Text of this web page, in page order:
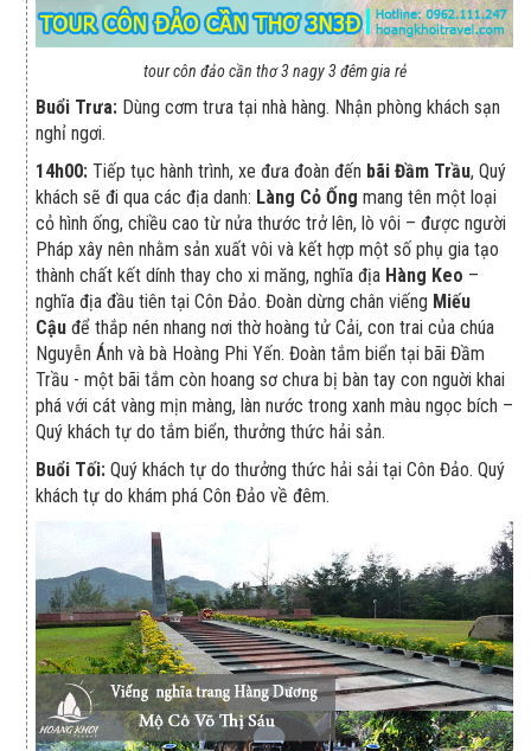
tour côn đảo cần thơ 3 nagy 3 đêm gia rẻ
Buổi Trưa: Dùng cơm trưa tại nhà hàng. Nhận phòng khách sạn
nghỉ ngơi.
14h00: Tiếp tục hành trình, xe đưa đoàn đến bãi Đầm Trầu, Quý
khách sẽ đi qua các địa danh: Làng Cỏ Ống mang tên một loại
cỏ hình ống, chiều cao từ nửa thước trở lên, lò vôi – được người
Pháp xây nên nhằm sản xuất vôi và kết hợp một số phụ gia tạo
thành chất kết dính thay cho xi măng, nghĩa địa Hàng Keo –
nghĩa địa đầu tiên tại Côn Đảo. Đoàn dừng chân viếng Miếu
Cậu để thắp nén nhang nơi thờ hoàng tử Cải, con trai của chúa
Nguyễn Ánh và bà Hoàng Phi Yến. Đoàn tắm biển tại bãi Đầm
Trầu - một bãi tắm còn hoang sơ chưa bị bàn tay con nguời khai
phá với cát vàng mịn màng, làn nước trong xanh màu ngọc bích –
Quý khách tự do tắm biển, thưởng thức hải sản.
Buổi Tối: Quý khách tự do thưởng thức hải sải tại Côn Đảo. Quý
khách tự do khám phá Côn Đảo về đêm.